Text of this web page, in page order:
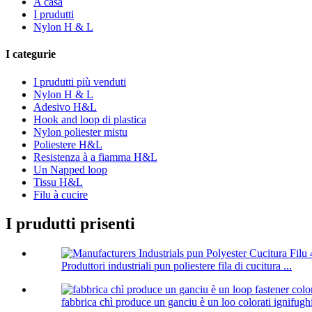
I prudutti
Nylon H & L
I categurie
I prudutti più venduti
Nylon H & L
Adesivo H&L
Hook and loop di plastica
Nylon poliester mistu
Poliestere H&L
Resistenza à a fiamma H&L
Un Napped loop
Tissu H&L
Filu à cucire
I prudutti prisenti
Produttori industriali pun poliestere fila di cucitura ...
fabbrica chì produce un ganciu è un loo colorati